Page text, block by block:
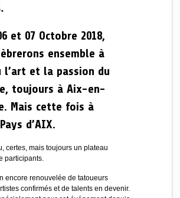
et 07 Octobre 2018,
ensemble à
l’art et la passion du
toujours à Aix-en-
Mais cette fois à
d’AIX.
certes, mais toujours un plateau
participants.
encore renouvelée de tatoueurs
confirmés et de talents en devenir.